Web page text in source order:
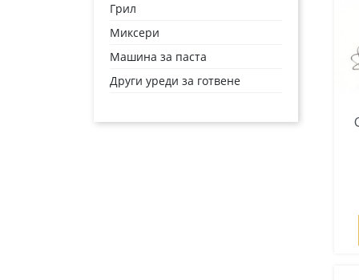
Грил
Миксери
Машина за паста
Други уреди за готвене